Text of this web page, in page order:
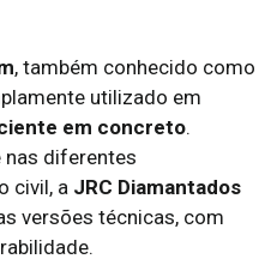
, também conhecido como
utilizado em
em concreto.
nas diferentes
civil, a JRC Diamantados
versões técnicas, com